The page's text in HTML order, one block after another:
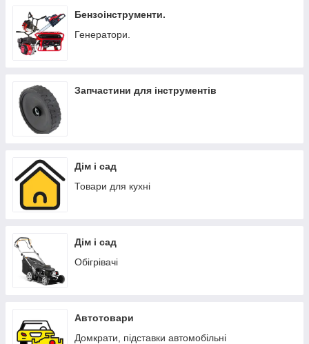
Бензоінструменти.
Генератори.
Запчастини для інструментів
Дім і сад
Товари для кухні
Дім і сад
Обігрівачі
Автотовари
Домкрати, підставки автомобільні